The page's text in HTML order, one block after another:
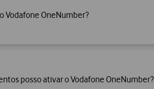
Vodafone OneNumber?
posso ativar o Vodafone OneNumber?